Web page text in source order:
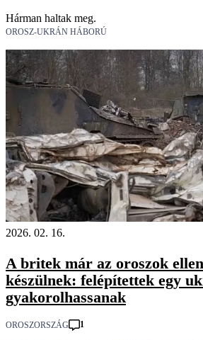
Hárman haltak meg.
OROSZ-UKRÁN HÁBORÚ
2026. 02. 16.
A britek már az oroszok
készülnek: felépítettek egy
gyakorolhassanak
OROSZORSZÁG 1